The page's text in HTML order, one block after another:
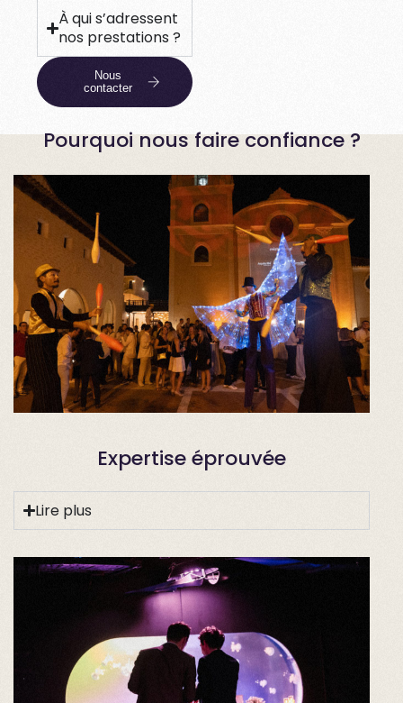
À qui s’adressent
nos prestations ?
Nous
contacter
Pourquoi nous faire confiance ?
Expertise éprouvée
Lire plus